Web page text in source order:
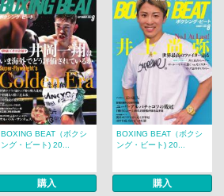
BOXING BEAT（ボクシ
ング・ビート) 20...
購入
BOXING BEAT（ボクシ
ング・ビート) 20...
購入